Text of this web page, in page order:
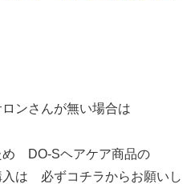
ンさんが無い場合は
め DO-Sヘアケア商品の
入は 必ずコチラからお願いし